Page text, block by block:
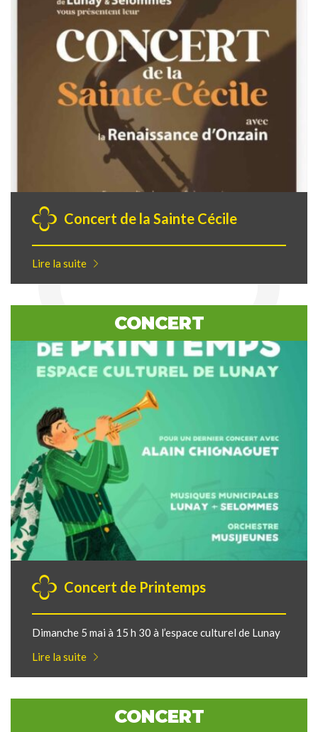
Concert de la Sainte Cécile
Lire la suite
CONCERT
Concert de Printemps
Dimanche 5 mai à 15 h 30 à l’espace culturel de Lunay
Lire la suite
CONCERT